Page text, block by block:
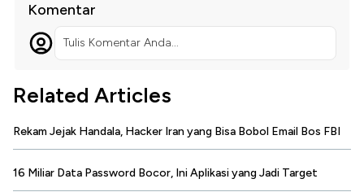
Komentar
Tulis Komentar Anda...
Related Articles
Rekam Jejak Handala, Hacker Iran yang Bisa Bobol Email Bos FBI
16 Miliar Data Password Bocor, Ini Aplikasi yang Jadi Target